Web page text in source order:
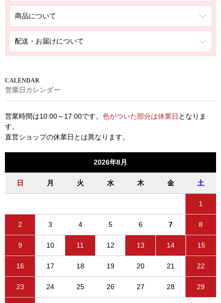
商品について
配送・お届けについて
営業日カレンダー
営業時間は10:00～17:00です。 色がついた部分は休業日 となりま
す。
直営ショップの休業日とは異なります。
2026年8月
日 月 火 水 木 金 土
1
2 3 4 5 6 7 8
9 10 11 12 13 14 15
16 17 18 19 20 21 22
23 24 25 26 27 28 29